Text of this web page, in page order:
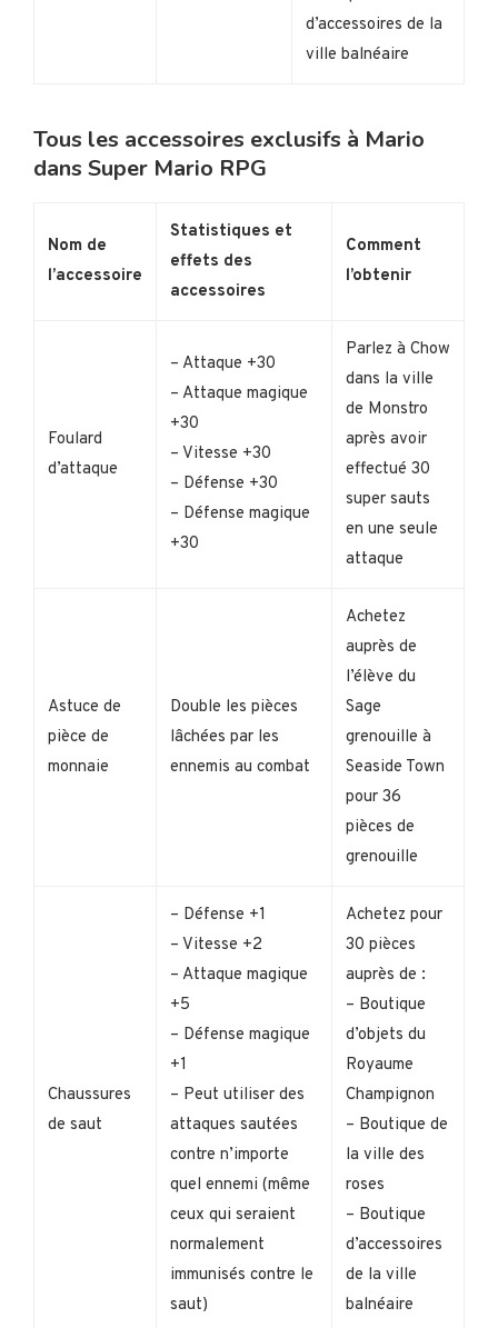
d’accessoires de la
ville balnéaire
Tous les accessoires exclusifs à Mario
dans Super Mario RPG
Nom de
l’accessoire
Statistiques et
effets des
accessoires
Comment
l’obtenir
Foulard
d’attaque
– Attaque +30
– Attaque magique
+30
– Vitesse +30
– Défense +30
– Défense magique
+30
Parlez à Chow
dans la ville
de Monstro
après avoir
effectué 30
super sauts
en une seule
attaque
Astuce de
pièce de
monnaie
Double les pièces
lâchées par les
ennemis au combat
Achetez
auprès de
l’élève du
Sage
grenouille à
Seaside Town
pour 36
pièces de
grenouille
Chaussures
de saut
– Défense +1
– Vitesse +2
– Attaque magique
+5
– Défense magique
+1
– Peut utiliser des
attaques sautées
contre n’importe
quel ennemi (même
ceux qui seraient
normalement
immunisés contre le
saut)
Achetez pour
30 pièces
auprès de :
– Boutique
d’objets du
Royaume
Champignon
– Boutique de
la ville des
roses
– Boutique
d’accessoires
de la ville
balnéaire